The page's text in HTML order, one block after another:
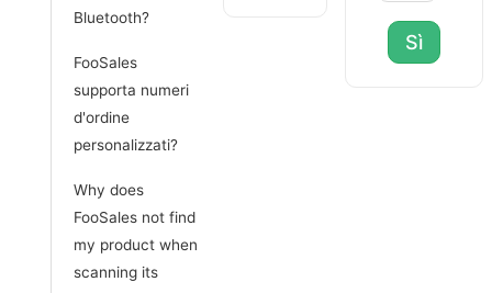
Bluetooth?
FooSales
supporta numeri
d'ordine
personalizzati?
Why does
FooSales not find
my product when
scanning its
Sì